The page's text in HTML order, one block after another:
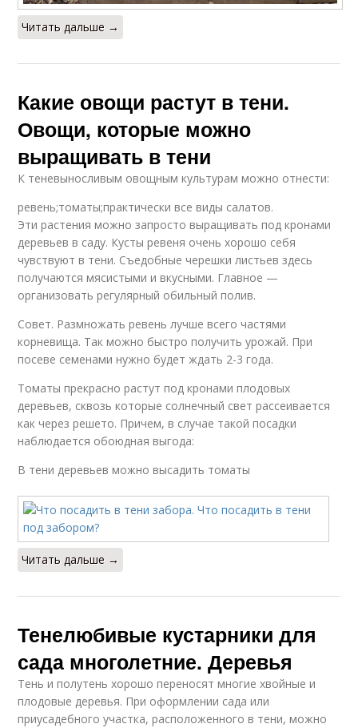
Читать дальше →
Какие овощи растут в тени.
Овощи, которые можно
выращивать в тени
К теневыносливым овощным культурам можно отнести:
ревень;томаты;практически все виды салатов.
Эти растения можно запросто выращивать под кронами
деревьев в саду. Кусты ревеня очень хорошо себя
чувствуют в тени. Съедобные черешки листьев здесь
получаются мясистыми и вкусными. Главное —
организовать регулярный обильный полив.
Совет. Размножать ревень лучше всего частями
корневища. Так можно быстро получить урожай. При
посеве семенами нужно будет ждать 2-3 года.
Томаты прекрасно растут под кронами плодовых
деревьев, сквозь которые солнечный свет рассеивается
как через решето. Причем, в случае такой посадки
наблюдается обоюдная выгода:
В тени деревьев можно высадить томаты
Читать дальше →
Тенелюбивые кустарники для
сада многолетние. Деревья
Тень и полутень хорошо переносят многие хвойные и
плодовые деревья. При оформлении сада или
приусадебного участка, расположенного в тени, можно